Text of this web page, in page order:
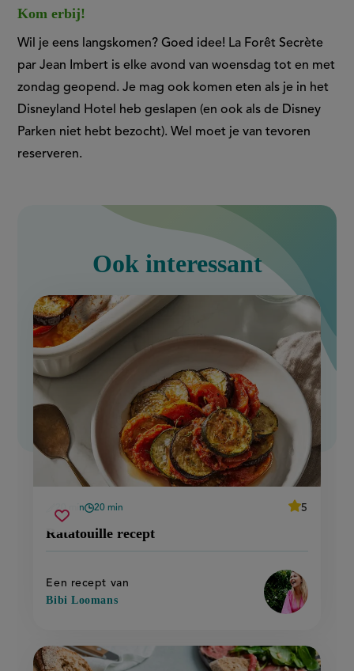
Kom erbij!
Wil je eens langskomen? Goed idee! La Forêt Secrète
par Jean Imbert is elke avond van woensdag tot en met
zondag geopend. Je mag ook komen eten als je in het
Disneyland Hotel heb geslapen (en ook als de Disney
Parken niet hebt bezocht). Wel moet je van tevoren
reserveren.
Ook interessant
Ratatouille recept
voorbereidingstijd
20 min
wachttijd
20 min
average
5
Beoordeel
Een recept van
Bibi Loomans
Sla
recept
ratatouille
recept